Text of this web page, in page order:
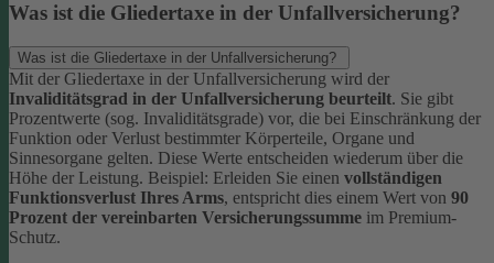
Was ist die Gliedertaxe in der Unfallversicherung?
Was ist die Gliedertaxe in der Unfallversicherung?
Mit der Gliedertaxe in der Unfallversicherung wird der
Invaliditätsgrad in der Unfallversicherung beurteilt. Sie gibt
Prozentwerte (sog. Invaliditätsgrade) vor, die bei Einschränkung der
Funktion oder Verlust bestimmter Körperteile, Organe und
Sinnesorgane gelten. Diese Werte entscheiden wiederum über die
Höhe der Leistung. Beispiel: Erleiden Sie einen vollständigen
Funktionsverlust Ihres Arms, entspricht dies einem Wert von 90
Prozent der vereinbarten Versicherungssumme im Premium-
Schutz.